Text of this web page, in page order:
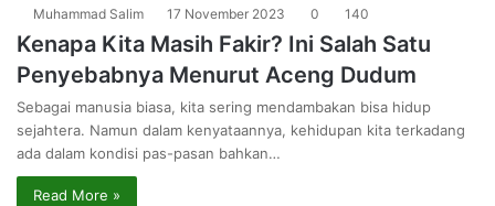
Muhammad Salim 17 November 2023 0 140
Kenapa Kita Masih Fakir? Ini Salah Satu
Penyebabnya Menurut Aceng Dudum
Sebagai manusia biasa, kita sering mendambakan bisa hidup
sejahtera. Namun dalam kenyataannya, kehidupan kita terkadang
ada dalam kondisi pas-pasan bahkan…
Read More »